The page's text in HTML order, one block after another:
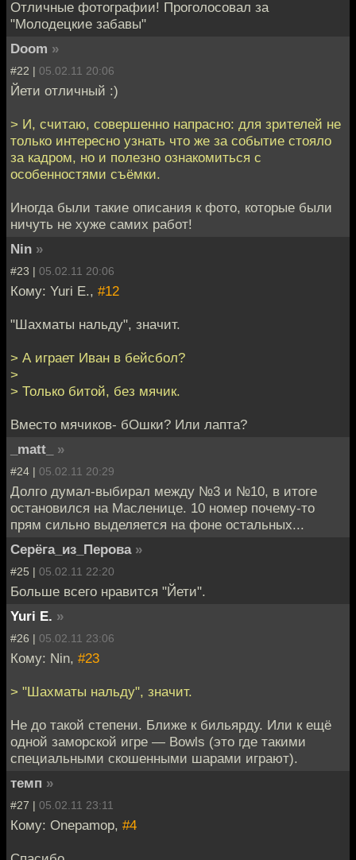
Отличные фотографии! Проголосовал за
"Молодецкие забавы"
Doom »
#22 | 05.02.11 20:06
Йети отличный :)
> И, считаю, совершенно напрасно: для зрителей не
только интересно узнать что же за событие стояло
за кадром, но и полезно ознакомиться с
особенностями съёмки.
Иногда были такие описания к фото, которые были
ничуть не хуже самих работ!
Nin »
#23 | 05.02.11 20:06
Кому: Yuri E., #12
"Шахматы нальду", значит.
> А играет Иван в бейсбол?
>
> Только битой, без мячик.
Вместо мячиков- бОшки? Или лапта?
_matt_
»
#24 | 05.02.11 20:29
Долго думал-выбирал между №3 и №10, в итоге
остановился на Масленице. 10 номер почему-то
прям сильно выделяется на фоне остальных...
Серёга_из_Перова »
#25 | 05.02.11 22:20
Больше всего нравится "Йети".
Yuri E. »
#26 | 05.02.11 23:06
Кому: Nin, #23
> "Шахматы нальду", значит.
Не до такой степени. Ближе к бильярду. Или к ещё
одной заморской игре — Bowls (это где такими
специальными скошенными шарами играют).
темп »
#27 | 05.02.11 23:11
Кому: Onepamop, #4